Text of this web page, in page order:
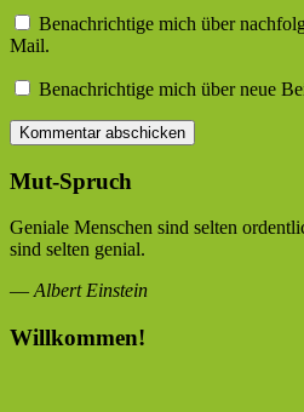
Benachrichtige mich über
Mail.
Benachrichtige mich über neue
Mut-Spruch
Geniale Menschen sind selten
sind selten genial.
— Albert Einstein
Willkommen!